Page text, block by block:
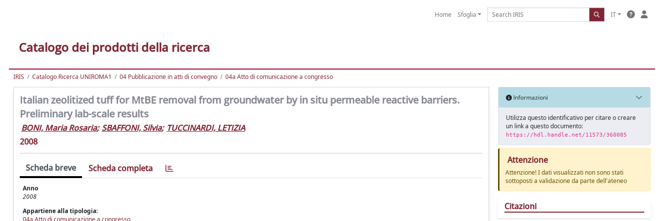
Home Sfoglia IT
Catalogo dei prodotti della ricerca
IRIS Catalogo Ricerca UNIROMA1 04 Pubblicazione in atti di convegno 04a Atto di comunicazione a congresso
Italian zeolitized tuff for MtBE removal from groundwater by in situ permeable reactive barriers.
Preliminary lab-scale results
BONI, Maria Rosaria; SBAFFONI, Silvia; TUCCINARDI, LETIZIA
2008
Scheda breve Scheda completa
Anno
2008
Appartiene alla tipologia:
04a Atto di comunicazione a congresso
Informazioni
Utilizza questo identificativo per citare o creare
un link a questo documento:
https://hdl.handle.net/11573/360085
Attenzione
Attenzione! I dati visualizzati non sono stati
sottoposti a validazione da parte dell'ateneo
Citazioni